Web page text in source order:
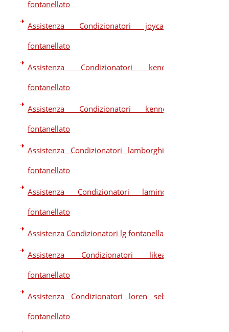
fontanellato
Assistenza Condizionatori joycare
fontanellato
Assistenza Condizionatori kendo
fontanellato
Assistenza Condizionatori kennex
fontanellato
Assistenza Condizionatori lamborghini
fontanellato
Assistenza Condizionatori laminox
fontanellato
Assistenza Condizionatori lg fontanellato
Assistenza Condizionatori likeair
fontanellato
Assistenza Condizionatori loren sebo
fontanellato